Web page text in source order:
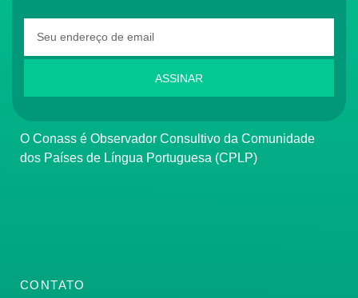
ASSINAR
O Conass é Observador Consultivo da Comunidade
dos Países de Língua Portuguesa (CPLP)
CONTATO